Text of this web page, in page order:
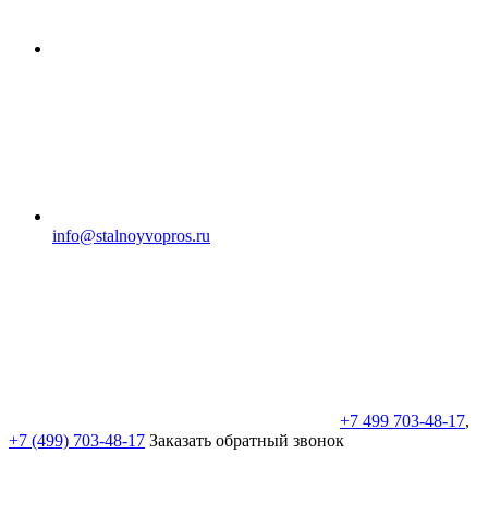
info@stalnoyvopros.ru
+7 499 703-48-17,
+7 (499) 703-48-17 Заказать обратный звонок